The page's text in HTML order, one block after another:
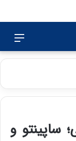
ساپینتو و